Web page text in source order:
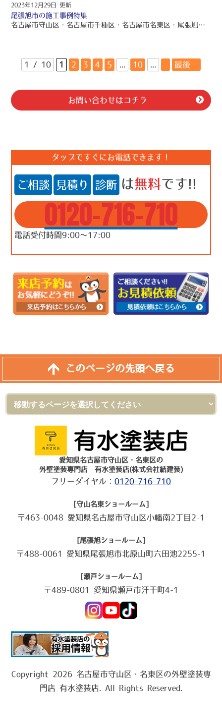
2023年12月29日 更新
尾張旭市の施工事例特集
名古屋市守山区・名古屋市千種区・名古屋市名東区・尾張旭市 外壁塗装専門店有水塗装店の外壁塗装ブログをお読みくださり、誠にありがとうございますo(〃＾▽＾〃)o? 名古屋市守山区・名古屋市千種区・名古屋市名東区・尾張旭市を中心に、品質保証の外壁塗装・屋根塗装・雨漏り工事をご提供しております！！ 引き続きブログをお読みいただき、より良い外壁塗装・屋根塗装・雨漏り工事にして頂きたいです(/≧▽≦)/? 尾張旭市 施工事例特集 有水塗装店が、これまでに尾張旭市で手がけた外壁塗装、屋根塗装、付帯部塗装、防水工事のご紹介していきたいと思います!(^^)! 是非、仕上がりの色味なども参考にしてみてください！ 掲載にご協力いただきました、尾張旭市の皆様ありがとうございました！ 〇 白・ベージュ系 〇 ? 19-85D ダイフレックス：ダイヤスーパーセランソフィア ? ペルービスケット アステックペイント：スーパーラジカルシリコンGH ?スムースクリーム（２F部分） アステックペイント：フッ素REVO ? クールホワイト アステックペイント 超低汚染リファイン1000MF-IR アステックペイント 超低汚染リファイン1000MF-IR アステックペイント フッ素REVO ? アプリコット アステックペイント 超低汚染リファイン1000MF-IR ? ホワイトリリィ(２F ） アステックペイント フッ素REVO 〇 黒・グレー系 〇 ? チャコール アステックペイント 超低汚染リファイン1000 アステックペイント フッ素REVO （１F ） ?スレートグレー アステックペイント 超低汚染リファイン1000MF-IR ? パールグレー アステックペイント フッ素REVO ? ウィザードコッパー アステックペイント 超低汚染リファイン1000MF-IR（１F ） ?ガルグレー（２F ） アステックペイント フッ素REVO （２F ） 〇 ブルー系 〇 ?マウンテンブルー アステックペイント 超低汚染リファイン1000MF-IR ?75-30D SK化研セラミシリコン 〇 ブラウン系 〇 ? パイオニア 〇 ピンク系 〇 ? 12-80F ダイフレックス：ダイヤスーパーセランソフィア 〇 グリーン系 〇 ? ピューター アステックペイント 超低汚染リファイン1000MF-IR ? SR-417 SK化研 水性セラミシリコン 本日も名古屋市守山区・名古屋市千種区・名古屋市名東区・尾張旭市 外壁塗装専門店有水塗装店の外壁塗装ブログをお読みくださり、誠に有難うございました(❀ᴗ͈ˬᴗ͈) ⁾⁾ 外壁塗装のご質問等がございましたらお気軽に名古屋市守山区・名古屋市千種区・名古屋市名東区・尾張旭市 外壁塗装専門店有水塗装店へお問い合わせください。 ⇩施工事例⇩ https://arimizutoso.jp/works/19953/ ⇩営業時間は9時00分～17時00分⇩ 0120-716-710 ⇩お見積りは無料で行っておりますのでお気軽にお問い合わせください♪(❛ᴗ❛ و(و˚˙ [contact-form-7 id="1253" title="お見積り・お問い合わせフォーム"]
1 / 10 1 2 3 4 5 ... 10 ... 最後 »
お問い合わせはコチラ
タップですぐにお電話できます！
ご相談 見積り 診断 は無料です!!
0120-716-710
電話受付時間9:00～17:00
このページの先頭へ戻る
愛知県名古屋市守山区・名東区の
外壁塗装専門店 有水塗装店(株式会社結建装)
フリーダイヤル： 0120-716-710
[守山名東ショールーム]
〒463-0048 愛知県名古屋市守山区小幡南2丁目2-1
[尾張旭ショールーム]
〒488-0061 愛知県尾張旭市北原山町六田池2255-1
[瀬戸ショールーム]
〒489-0801 愛知県瀬戸市汗干町4-1
Copyright 2026 名古屋市守山区・名東区の外壁塗装専
門店 有水塗装店. All Rights Reserved.